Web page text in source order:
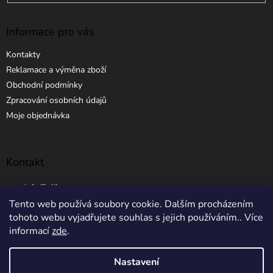
Tento web používá soubory cookie. Dalším procházením
tohoto webu vyjadřujete souhlas s jejich používáním.. Více
informacízde.
Nastavení
Informace pro vás
Kontakty
Reklamace a výměna zboží
Obchodní podmínky
Zpracování osobních údajů
Moje objednávka
Kontakt
info @ elibros.cz
+420 734 184 444